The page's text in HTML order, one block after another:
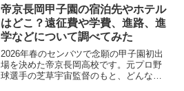
戦」とかで今、話題となっております。
甲子園では最速155km...
帝京長岡甲子園の宿泊先やホテル
はどこ？遠征費や学費、進路、進
学などについて調べてみた
2026年春のセンバツで念願の甲子園初出
場を決めた帝京長岡高校です。元プロ野
球選手の芝草宇宙監督のもと、どんな戦